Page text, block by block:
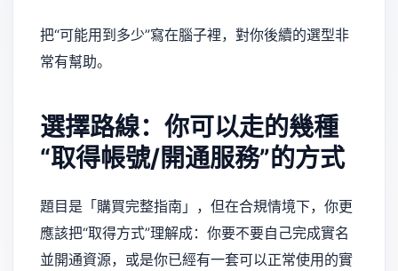
把“可能用到多少”寫在腦子裡，對你後續的選型非
常有幫助。
選擇路線：你可以走的幾種
“取得帳號/開通服務”的方式
題目是「購買完整指南」，但在合規情境下，你更
應該把“取得方式”理解成：你要不要自己完成實名
並開通資源，或是你已經有一套可以正常使用的實